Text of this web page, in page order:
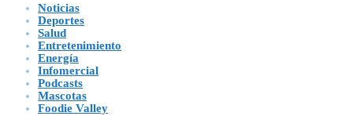
Noticias
Deportes
Salud
Entretenimiento
Energía
Infomercial
Podcasts
Mascotas
Foodie Valley